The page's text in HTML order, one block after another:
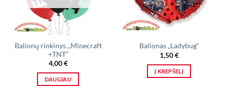
Balionų rinkinys ,,Minecraft
+TNT”
4,00€
DAUGIAU
Balionas „Ladybug“
1,50€
Į KREPŠELĮ